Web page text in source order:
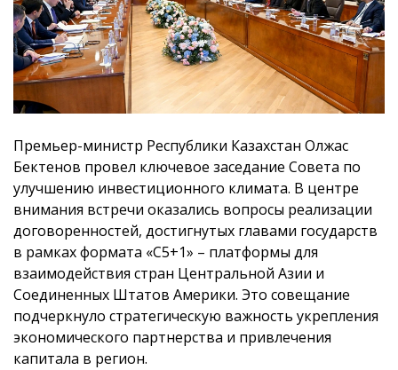
Премьер-министр Республики Казахстан Олжас
Бектенов провел ключевое заседание Совета по
улучшению инвестиционного климата. В центре
внимания встречи оказались вопросы реализации
договоренностей, достигнутых главами государств
в рамках формата «C5+1» – платформы для
взаимодействия стран Центральной Азии и
Соединенных Штатов Америки. Это совещание
подчеркнуло стратегическую важность укрепления
экономического партнерства и привлечения
капитала в регион.